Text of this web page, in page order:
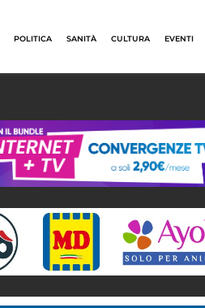
POLITICA SANITÀ CULTURA EVENTI